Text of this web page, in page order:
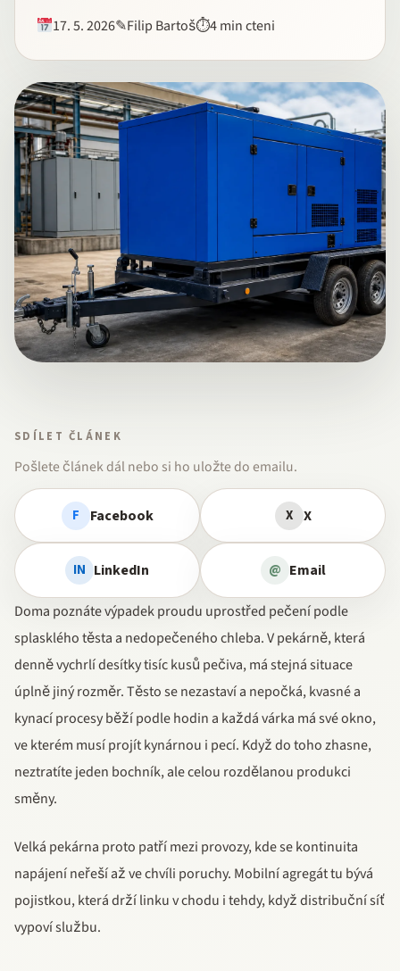
17. 5. 2026✎Filip Bartoš⏱4 min cteni
SDÍLET ČLÁNEK
Pošlete článek dál nebo si ho uložte do emailu.
F Facebook X X
IN LinkedIn @ Email
Doma poznáte výpadek proudu uprostřed pečení podle
splasklého těsta a nedopečeného chleba. V pekárně, která
denně vychrlí desítky tisíc kusů pečiva, má stejná situace
úplně jiný rozměr. Těsto se nezastaví a nepočká, kvasné a
kynací procesy běží podle hodin a každá várka má své okno,
ve kterém musí projít kynárnou i pecí. Když do toho zhasne,
neztratíte jeden bochník, ale celou rozdělanou produkci
směny.
Velká pekárna proto patří mezi provozy, kde se kontinuita
napájení neřeší až ve chvíli poruchy. Mobilní agregát tu bývá
pojistkou, která drží linku v chodu i tehdy, když distribuční síť
vypoví službu.